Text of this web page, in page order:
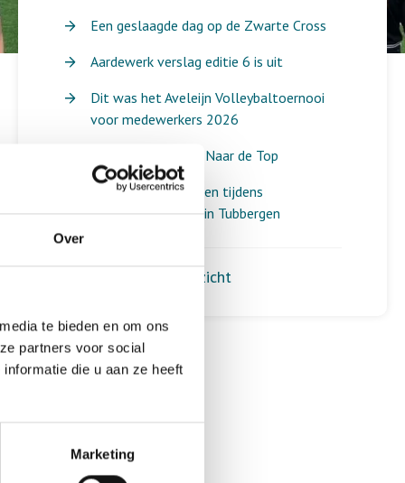
Over
te bieden en om ons
partners voor social
die u aan ze heeft
Marketing
Een geslaagde dag op de Zwarte Cross
Aardewerk verslag editie 6 is uit
Dit was het Aveleijn Volleybaltoernooi
voor medewerkers 2026
Diploma-uitreiking Naar de Top
Mooie ontmoetingen tijdens
spelletjesochtend in Tubbergen
Terug naar het overzicht